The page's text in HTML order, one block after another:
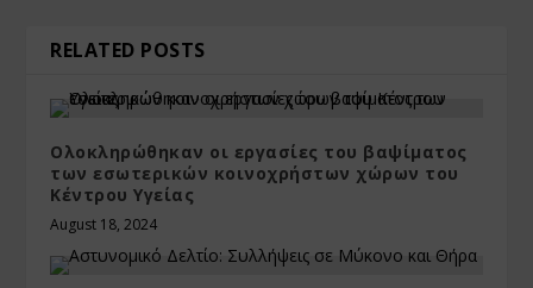
RELATED POSTS
Ολοκληρώθηκαν οι εργασίες του βαψίματος
των εσωτερικών κοινοχρήστων χώρων του
Κέντρου Υγείας
August 18, 2024